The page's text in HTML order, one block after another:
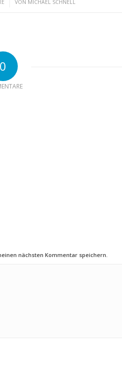
VON MICHAEL SCHNELL
0
nächsten Kommentar speichern.